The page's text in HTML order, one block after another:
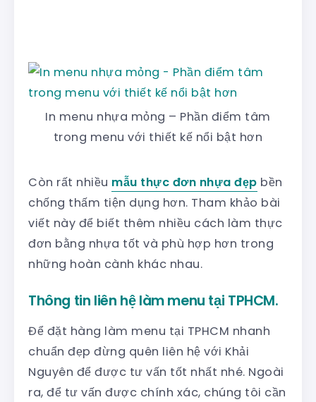
In menu nhựa mỏng – Phần điểm tâm
trong menu với thiết kế nổi bật hơn
Còn rất nhiều mẫu thực đơn nhựa đẹp bền
chống thấm tiện dụng hơn. Tham khảo bài
viết này để biết thêm nhiều cách làm thực
đơn bằng nhựa tốt và phù hợp hơn trong
những hoàn cành khác nhau.
Thông tin liên hệ làm menu tại TPHCM.
Để đặt hàng làm menu tại TPHCM nhanh
chuẩn đẹp đừng quên liên hệ với Khải
Nguyên để được tư vấn tốt nhất nhé. Ngoài
ra, để tư vấn được chính xác, chúng tôi cần